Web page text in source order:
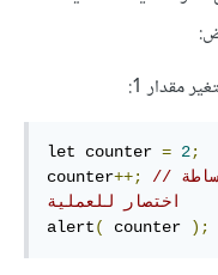
مقدار 1:
let counter = 2;
counter++;
// ببساطة counter = counter + 1 هو
اختصار للعملية
alert( counter );